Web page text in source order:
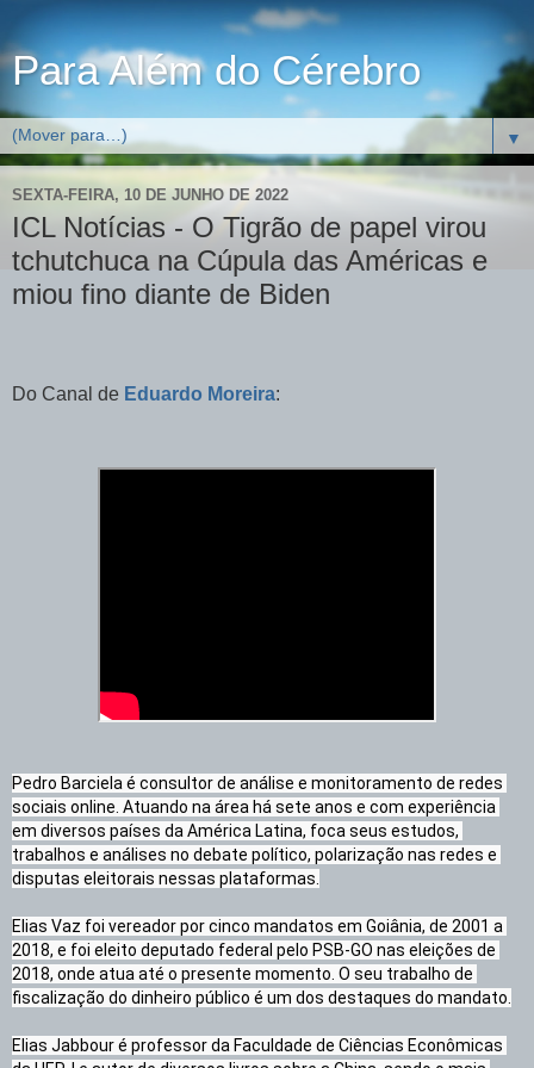
Para Além do Cérebro
▼
SEXTA-FEIRA, 10 DE JUNHO DE 2022
ICL Notícias - O Tigrão de papel virou
tchutchuca na Cúpula das Américas e
miou fino diante de Biden
Do Canal de Eduardo Moreira:
Pedro Barciela é consultor de análise e monitoramento de redes
sociais online. Atuando na área há sete anos e com experiência
em diversos países da América Latina, foca seus estudos,
trabalhos e análises no debate político, polarização nas redes e
disputas eleitorais nessas plataformas.
Elias Vaz foi vereador por cinco mandatos em Goiânia, de 2001 a
2018, e foi eleito deputado federal pelo PSB-GO nas eleições de
2018, onde atua até o presente momento. O seu trabalho de
fiscalização do dinheiro público é um dos destaques do mandato.
Elias Jabbour é professor da Faculdade de Ciências Econômicas